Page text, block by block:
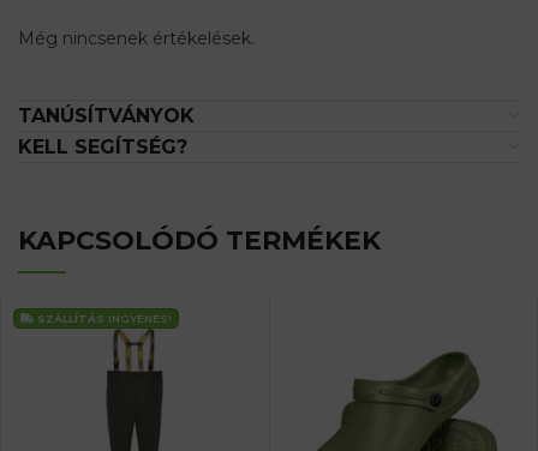
Még nincsenek értékelések.
TANÚSÍTVÁNYOK
KELL SEGÍTSÉG?
KAPCSOLÓDÓ TERMÉKEK
SZÁLLÍTÁS INGYENES!